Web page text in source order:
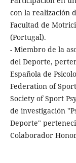
con la realización
Facultad de
(Portugal).
- Miembro de la
del Deporte,
Española de
Federation of
Society of Sport
de investigación
Deporte"
Colaborador